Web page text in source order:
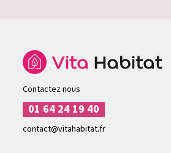
Contactez nous
01 64 24 19 40
contact@vitahabitat.fr